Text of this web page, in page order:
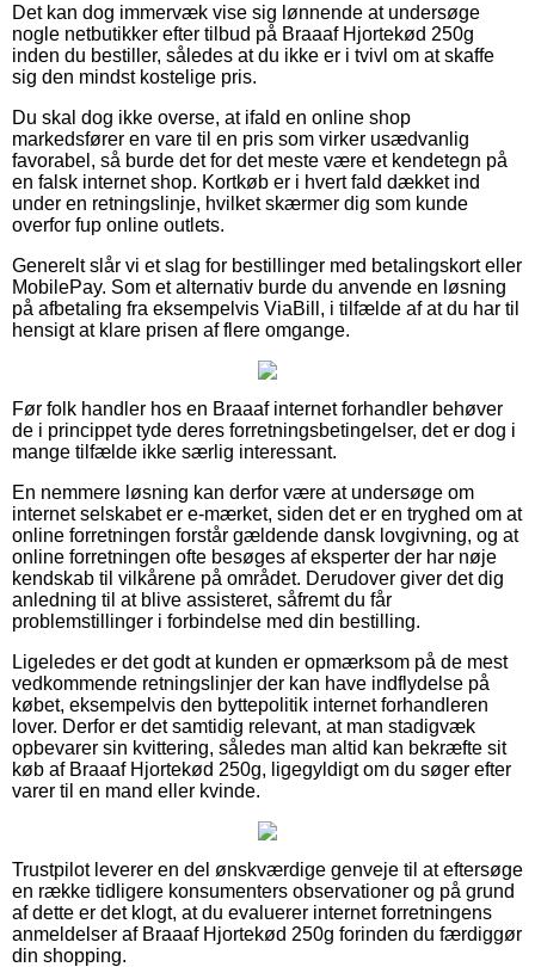
Det kan dog immervæk vise sig lønnende at undersøge
nogle netbutikker efter tilbud på Braaaf Hjortekød 250g
inden du bestiller, således at du ikke er i tvivl om at skaffe
sig den mindst kostelige pris.
Du skal dog ikke overse, at ifald en online shop
markedsfører en vare til en pris som virker usædvanlig
favorabel, så burde det for det meste være et kendetegn på
en falsk internet shop. Kortkøb er i hvert fald dækket ind
under en retningslinje, hvilket skærmer dig som kunde
overfor fup online outlets.
Generelt slår vi et slag for bestillinger med betalingskort eller
MobilePay. Som et alternativ burde du anvende en løsning
på afbetaling fra eksempelvis ViaBill, i tilfælde af at du har til
hensigt at klare prisen af flere omgange.
Før folk handler hos en Braaaf internet forhandler behøver
de i princippet tyde deres forretningsbetingelser, det er dog i
mange tilfælde ikke særlig interessant.
En nemmere løsning kan derfor være at undersøge om
internet selskabet er e-mærket, siden det er en tryghed om at
online forretningen forstår gældende dansk lovgivning, og at
online forretningen ofte besøges af eksperter der har nøje
kendskab til vilkårene på området. Derudover giver det dig
anledning til at blive assisteret, såfremt du får
problemstillinger i forbindelse med din bestilling.
Ligeledes er det godt at kunden er opmærksom på de mest
vedkommende retningslinjer der kan have indflydelse på
købet, eksempelvis den byttepolitik internet forhandleren
lover. Derfor er det samtidig relevant, at man stadigvæk
opbevarer sin kvittering, således man altid kan bekræfte sit
køb af Braaaf Hjortekød 250g, ligegyldigt om du søger efter
varer til en mand eller kvinde.
Trustpilot leverer en del ønskværdige genveje til at eftersøge
en række tidligere konsumenters observationer og på grund
af dette er det klogt, at du evaluerer internet forretningens
anmeldelser af Braaaf Hjortekød 250g forinden du færdiggør
din shopping.